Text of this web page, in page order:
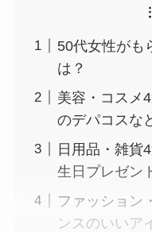
50代女性がも
は？
美容・コスメ
のデパコスな
日用品・雑貨
生日プレゼン
ファッション
ンスのいいア